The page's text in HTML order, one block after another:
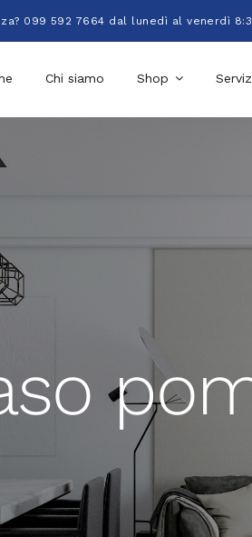
099 592 7664 dal lunedì al venerdì
Chi siamo Shop